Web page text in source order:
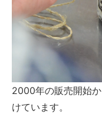
2000年の販売開始
けています。